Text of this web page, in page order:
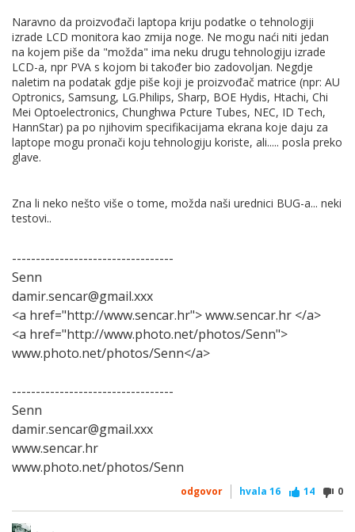
Naravno da proizvođači laptopa kriju podatke o tehnologiji
izrade LCD monitora kao zmija noge. Ne mogu naći niti jedan
na kojem piše da "možda" ima neku drugu tehnologiju izrade
LCD-a, npr PVA s kojom bi također bio zadovoljan. Negdje
naletim na podatak gdje piše koji je proizvođač matrice (npr: AU
Optronics, Samsung, LG.Philips, Sharp, BOE Hydis, Htachi, Chi
Mei Optoelectronics, Chunghwa Pcture Tubes, NEC, ID Tech,
HannStar) pa po njihovim specifikacijama ekrana koje daju za
laptope mogu pronači koju tehnologiju koriste, ali..... posla preko
glave.
Zna li neko nešto više o tome, možda naši urednici BUG-a... neki
testovi..
----------------------------------
Senn
damir.sencar@gmail.xxx
<a href="http://www.sencar.hr"> www.sencar.hr </a>
<a href="http://www.photo.net/photos/Senn">
www.photo.net/photos/Senn</a>
----------------------------------
Senn
damir.sencar@gmail.xxx
www.sencar.hr
www.photo.net/photos/Senn
odgovor hvala 16 14 0